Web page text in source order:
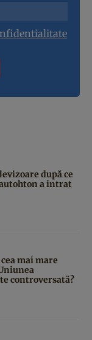
după ce
a intrat
mai mare
controversată?